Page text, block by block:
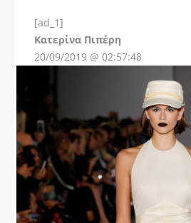
[ad_1]
Kατερίνα Πιπέρη
20/09/2019 @ 02:57:48